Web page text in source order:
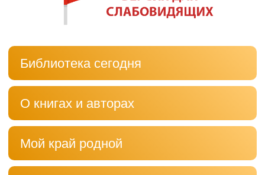
Библиотека сегодня
О книгах и авторах
Мой край родной